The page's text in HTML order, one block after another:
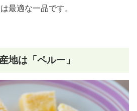
最適な一品です。
地は「ペルー」